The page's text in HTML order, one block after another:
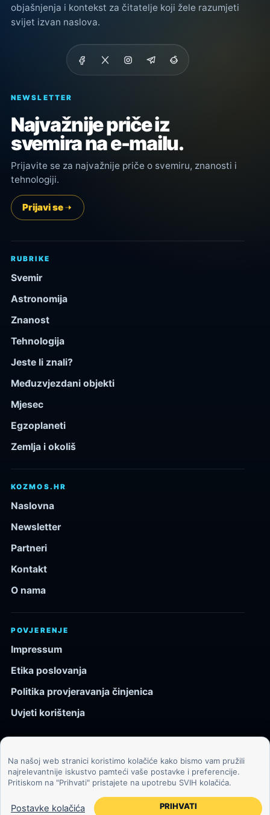
objašnjenja i kontekst za čitatelje koji žele razumjeti
svijet izvan naslova.
NEWSLETTER
Najvažnije priče iz
svemira na e-mailu.
Prijavite se za najvažnije priče o svemiru, znanosti i
tehnologiji.
Prijavi se
RUBRIKE
Svemir
Astronomija
Znanost
Tehnologija
Jeste li znali?
Međuzvjezdani objekti
Mjesec
Egzoplaneti
Zemlja i okoliš
KOZMOS.HR
Naslovna
Newsletter
Partneri
Kontakt
O nama
POVJERENJE
Impressum
Etika poslovanja
Politika provjeravanja činjenica
Uvjeti korištenja
© 2026 Kozmos.hr. Sva prava pridržana.
Svemir, znanost, tehnologija i velike ideje za znatiželjne
čitatelje.
Na našoj web stranici koristimo kolačiće kako bismo vam pružili
najrelevantnije iskustvo pamteći vaše postavke i preferencije.
Pritiskom na "Prihvati" pristajete na upotrebu SVIH kolačića.
Postavke kolačića PRIHVATI